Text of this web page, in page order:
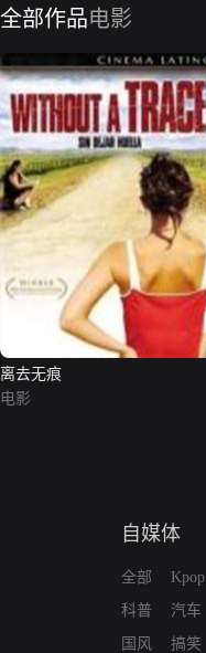
全部作品电影
离去无痕
电影
自媒体
全部
科普
国风
Kpop
汽车
搞笑